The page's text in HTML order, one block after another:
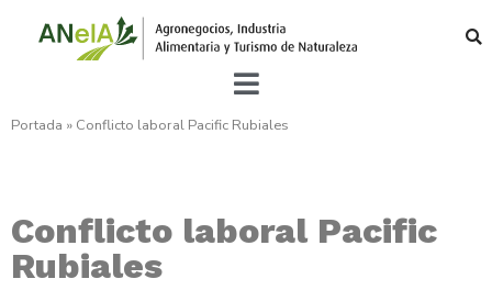
Portada » Conflicto laboral Pacific Rubiales
Conflicto laboral Pacific
Rubiales